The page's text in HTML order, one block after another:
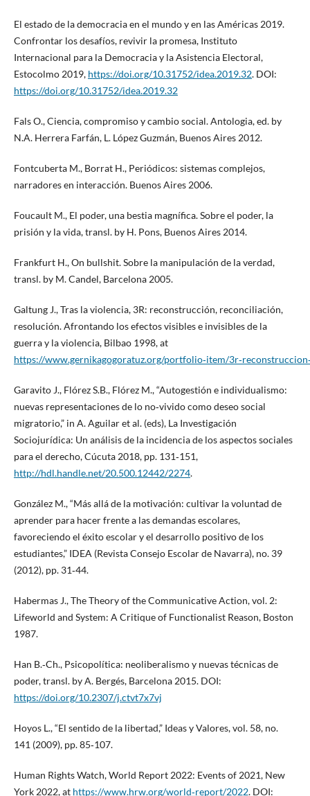
El estado de la democracia en el mundo y en las Américas 2019.
Confrontar los desafíos, revivir la promesa, Instituto
Internacional para la Democracia y la Asistencia Electoral,
Estocolmo 2019, https://doi.org/10.31752/idea.2019.32. DOI:
https://doi.org/10.31752/idea.2019.32
Fals O., Ciencia, compromiso y cambio social. Antologia, ed. by
N.A. Herrera Farfán, L. López Guzmán, Buenos Aires 2012.
Fontcuberta M., Borrat H., Periódicos: sistemas complejos,
narradores en interacción. Buenos Aires 2006.
Foucault M., El poder, una bestia magnífica. Sobre el poder, la
prisión y la vida, transl. by H. Pons, Buenos Aires 2014.
Frankfurt H., On bullshit. Sobre la manipulación de la verdad,
transl. by M. Candel, Barcelona 2005.
Galtung J., Tras la violencia, 3R: reconstrucción, reconciliación,
resolución. Afrontando los efectos visibles e invisibles de la
guerra y la violencia, Bilbao 1998, at
https://www.gernikagogoratuz.org/portfolio‑item/
Garavito J., Flórez S.B., Flórez M., “Autogestión e individualismo:
nuevas representaciones de lo no‑vivido como deseo social
migratorio,” in A. Aguilar et al. (eds), La Investigación
Sociojurídica: Un análisis de la incidencia de los aspectos sociales
para el derecho, Cúcuta 2018, pp. 131‑151,
http://hdl.handle.net/20.500.12442/2274.
González M., “Más allá de la motivación: cultivar la voluntad de
aprender para hacer frente a las demandas escolares,
favoreciendo el éxito escolar y el desarrollo positivo de los
estudiantes,” IDEA (Revista Consejo Escolar de Navarra), no. 39
(2012), pp. 31‑44.
Habermas J., The Theory of the Communicative Action, vol. 2:
Lifeworld and System: A Critique of Functionalist Reason, Boston
1987.
Han B.‑Ch., Psicopolítica: neoliberalismo y nuevas técnicas de
poder, transl. by A. Bergés, Barcelona 2015. DOI:
https://doi.org/10.2307/j.ctvt7x7vj
Hoyos L., “El sentido de la libertad,” Ideas y Valores, vol. 58, no.
141 (2009), pp. 85‑107.
Human Rights Watch, World Report 2022: Events of 2021, New
York 2022, at https://www.hrw.org/world‑report/2022. DOI: